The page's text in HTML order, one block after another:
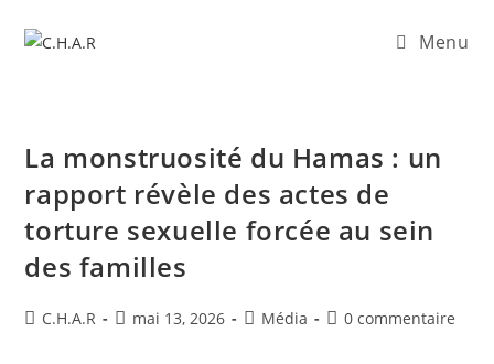
Menu
La monstruosité du Hamas : un
rapport révèle des actes de
torture sexuelle forcée au sein
des familles
C.H.A.R mai 13, 2026 Média 0 commentaire